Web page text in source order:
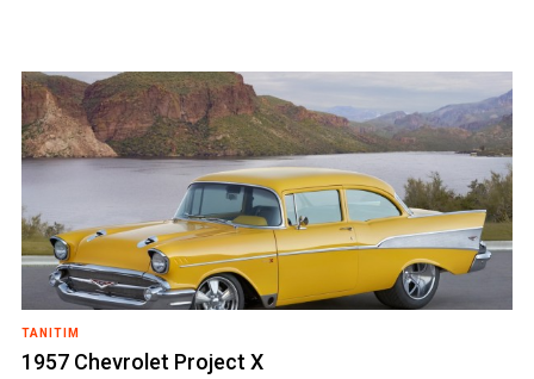
TANITIM
1957 Chevrolet Project X